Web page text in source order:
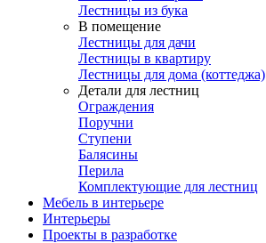
Лестницы из бука
В помещение
Лестницы для дачи
Лестницы в квартиру
Лестницы для дома (коттеджа)
Детали для лестниц
Ограждения
Поручни
Ступени
Балясины
Перила
Комплектующие для лестниц
Мебель в интерьере
Интерьеры
Проекты в разработке